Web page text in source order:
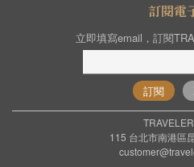
訂閱電
立即填寫email，訂閱
訂閱
115 台北市南港區